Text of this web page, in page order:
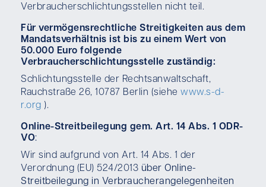
Verbraucherschlichtungsstellen nicht teil.
Für vermögensrechtliche Streitigkeiten aus dem
Mandatsverhältnis ist bis zu einem Wert von
50.000 Euro folgende
Verbraucherschlichtungsstelle zuständig:
Schlichtungsstelle der Rechtsanwaltschaft,
Rauchstraße 26, 10787 Berlin (siehe www.s-d-
r.org ).
Online-Streitbeilegung gem. Art. 14 Abs. 1 ODR-
VO:
Wir sind aufgrund von Art. 14 Abs. 1 der
Verordnung (EU) 524/2013 über Online-
Streitbeilegung in Verbraucherangelegenheiten